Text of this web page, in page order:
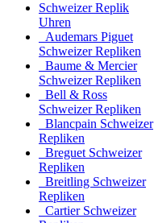
Schweizer Replik
Uhren
Audemars Piguet
Schweizer Repliken
Baume & Mercier
Schweizer Repliken
Bell & Ross
Schweizer Repliken
Blancpain Schweizer
Repliken
Breguet Schweizer
Repliken
Breitling Schweizer
Repliken
Cartier Schweizer